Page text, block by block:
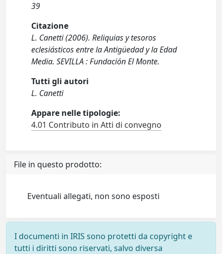
39
Citazione
L. Canetti (2006). Reliquias y tesoros
eclesiásticos entre la Antigüedad y la Edad
Media. SEVILLA : Fundación El Monte.
Tutti gli autori
L. Canetti
Appare nelle tipologie:
4.01 Contributo in Atti di convegno
File in questo prodotto:
Eventuali allegati, non sono esposti
I documenti in IRIS sono protetti da copyright e
tutti i diritti sono riservati, salvo diversa